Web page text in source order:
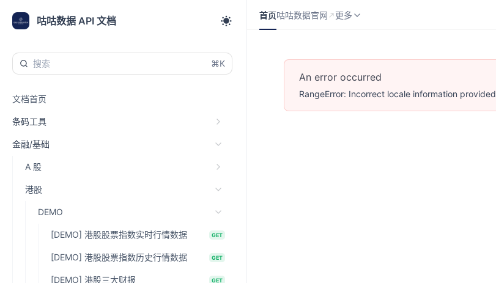
咕咕数据 API 文档
⌘K
文档首页
条码工具
金融/基础
A 股
港股
DEMO
[DEMO] 港股股票指数实时行情数据 GET
[DEMO] 港股股票指数历史行情数据 GET
[DEMO] 港股三大财报 GET
首页咕咕数据官网 更多
An error occurred
RangeError: Incorrect locale information provided